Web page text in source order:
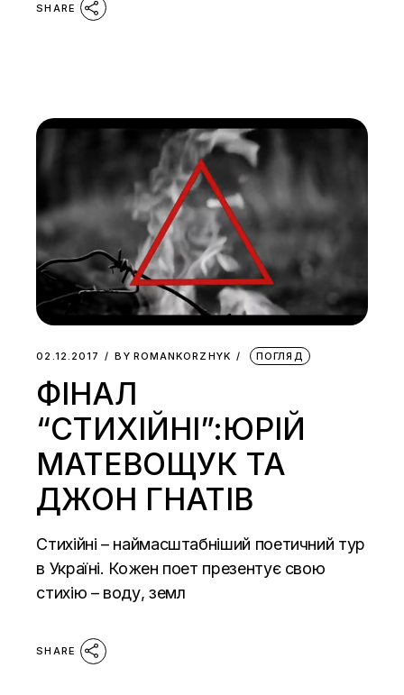
SHARE
02.12.2017 BY ROMANKORZHYK ПОГЛЯД
ФІНАЛ
“СТИХІЙНІ”:ЮРІЙ
МАТЕВОЩУК ТА
ДЖОН ГНАТІВ
Стихійні – наймасштабніший поетичний тур
в Україні. Кожен поет презентує свою
стихію – воду, земл
SHARE